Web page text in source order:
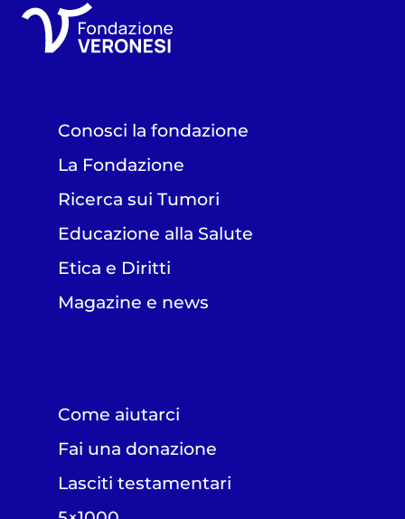
Conosci la fondazione
La Fondazione
Ricerca sui Tumori
Educazione alla Salute
Etica e Diritti
Magazine e news
Come aiutarci
Fai una donazione
Lasciti testamentari